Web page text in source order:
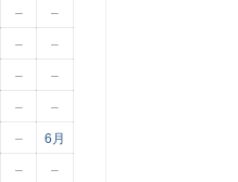
–
–
– –
–
–
– –
–
6月
– –